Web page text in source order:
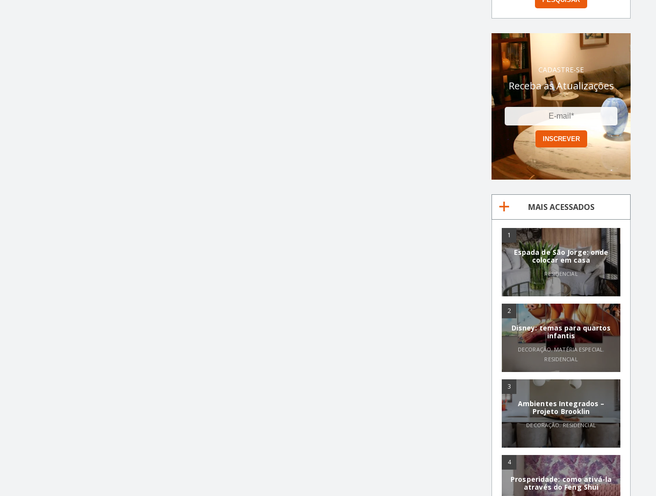
CADASTRE-SE
Receba as Atualizações
MAIS ACESSADOS
1
Espada de São Jorge: onde
colocar em casa
RESIDENCIAL
2
Disney: temas para quartos
infantis
DECORAÇÃO,MATÉRIA ESPECIAL,
RESIDENCIAL
3
Ambientes Integrados –
Projeto Brooklin
DECORAÇÃO,RESIDENCIAL
4
Prosperidade: como ativá-la
através do Feng Shui